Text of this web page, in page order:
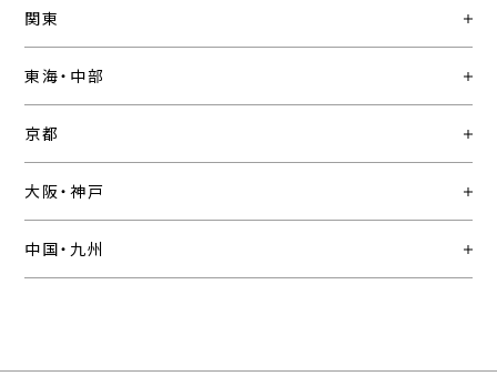
関東
東海・中部
京都
大阪・神戸
中国・九州